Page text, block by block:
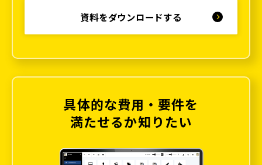
資料をダウンロードする
具体的な費用・要件を
満たせるか知りたい